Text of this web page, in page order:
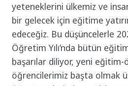
yeteneklerini ülkemiz ve
bir gelecek için eğitime
edeceğiz. Bu düşüncelerle
Öğretim Yılı’nda bütün
başarılar diliyor, yeni eğitim-
öğrencilerimiz başta olmak